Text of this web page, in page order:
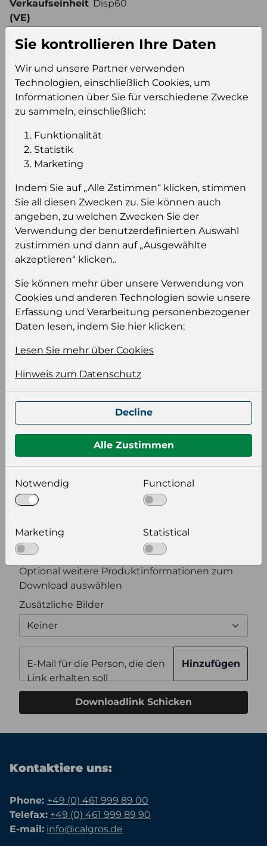
Verkaufseinheit
(VE)
Disp60
pro Palette
Konsumeinheit BiB
Stückzahl pro
Palette
240
Einloggen um den Preis zu
sehen und/oder dieses Produkt zu kaufen.
Einloggen Anmeldung für B2B Konto
Produktinformation
Wählen Sie eine Sprache und ein Format für
Keiner
wählen Sie eine Auflösung für Ihr Bild aus
Bildauflösung
Zusätzliche Produktinformationen
Optional weitere Produktinformationen zum
Download auswählen
Zusätzliche Bilder
Keiner
E-Mail für die Person, die den
Link erhalten soll
Hinzufügen
Downloadlink Schicken
Kontaktiere uns:
Phone: +49 (0) 461 999 89 00
Telefax: +49 (0) 461 999 89 90
E-mail: info@calgros.de
Sie kontrollieren Ihre Daten
Wir und unsere Partner verwenden
Technologien, einschließlich Cookies, um
Informationen über Sie für verschiedene Zwecke
zu sammeln, einschließlich:
Funktionalität
Statistik
Marketing
Indem Sie auf „Alle Zstimmen“ klicken, stimmen
Sie all diesen Zwecken zu. Sie können auch
angeben, zu welchen Zwecken Sie der
Verwendung der benutzerdefinierten Auswahl
zustimmen und dann auf „Ausgewählte
akzeptieren“ klicken..
Sie können mehr über unsere Verwendung von
Cookies und anderen Technologien sowie unsere
Erfassung und Verarbeitung personenbezogener
Daten lesen, indem Sie hier klicken:
Lesen Sie mehr über Cookies
Hinweis zum Datenschutz
Decline
Alle Zustimmen
Notwendig Functional
Marketing Statistical